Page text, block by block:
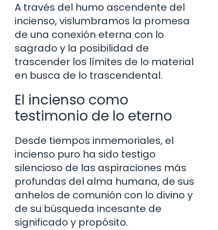
A través del humo ascendente del
incienso, vislumbramos la promesa
de una conexión eterna con lo
sagrado y la posibilidad de
trascender los límites de lo material
en busca de lo trascendental.
El incienso como
testimonio de lo eterno
Desde tiempos inmemoriales, el
incienso puro ha sido testigo
silencioso de las aspiraciones más
profundas del alma humana, de sus
anhelos de comunión con lo divino y
de su búsqueda incesante de
significado y propósito.